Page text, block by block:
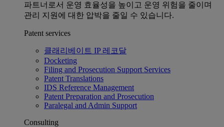
파트너로서 운영 효율성을 높이고 운영 위험을 줄이며
관리 지원에 대한 압박을 줄일 수 있습니다.
Patent services
클래리베이트 IP 레코달
Docketing
Filing and Prosecution Support Services
Patent Translations
IDS Reference Management
Patent Preparation and Prosecution
Paralegal and Admin Support
Consulting